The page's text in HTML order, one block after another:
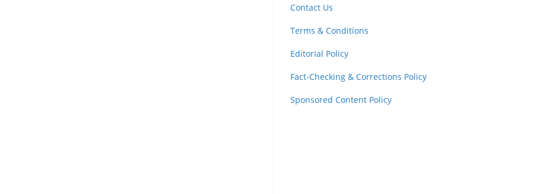
Contact Us
Terms & Conditions
Editorial Policy
Fact-Checking & Corrections Policy
Sponsored Content Policy